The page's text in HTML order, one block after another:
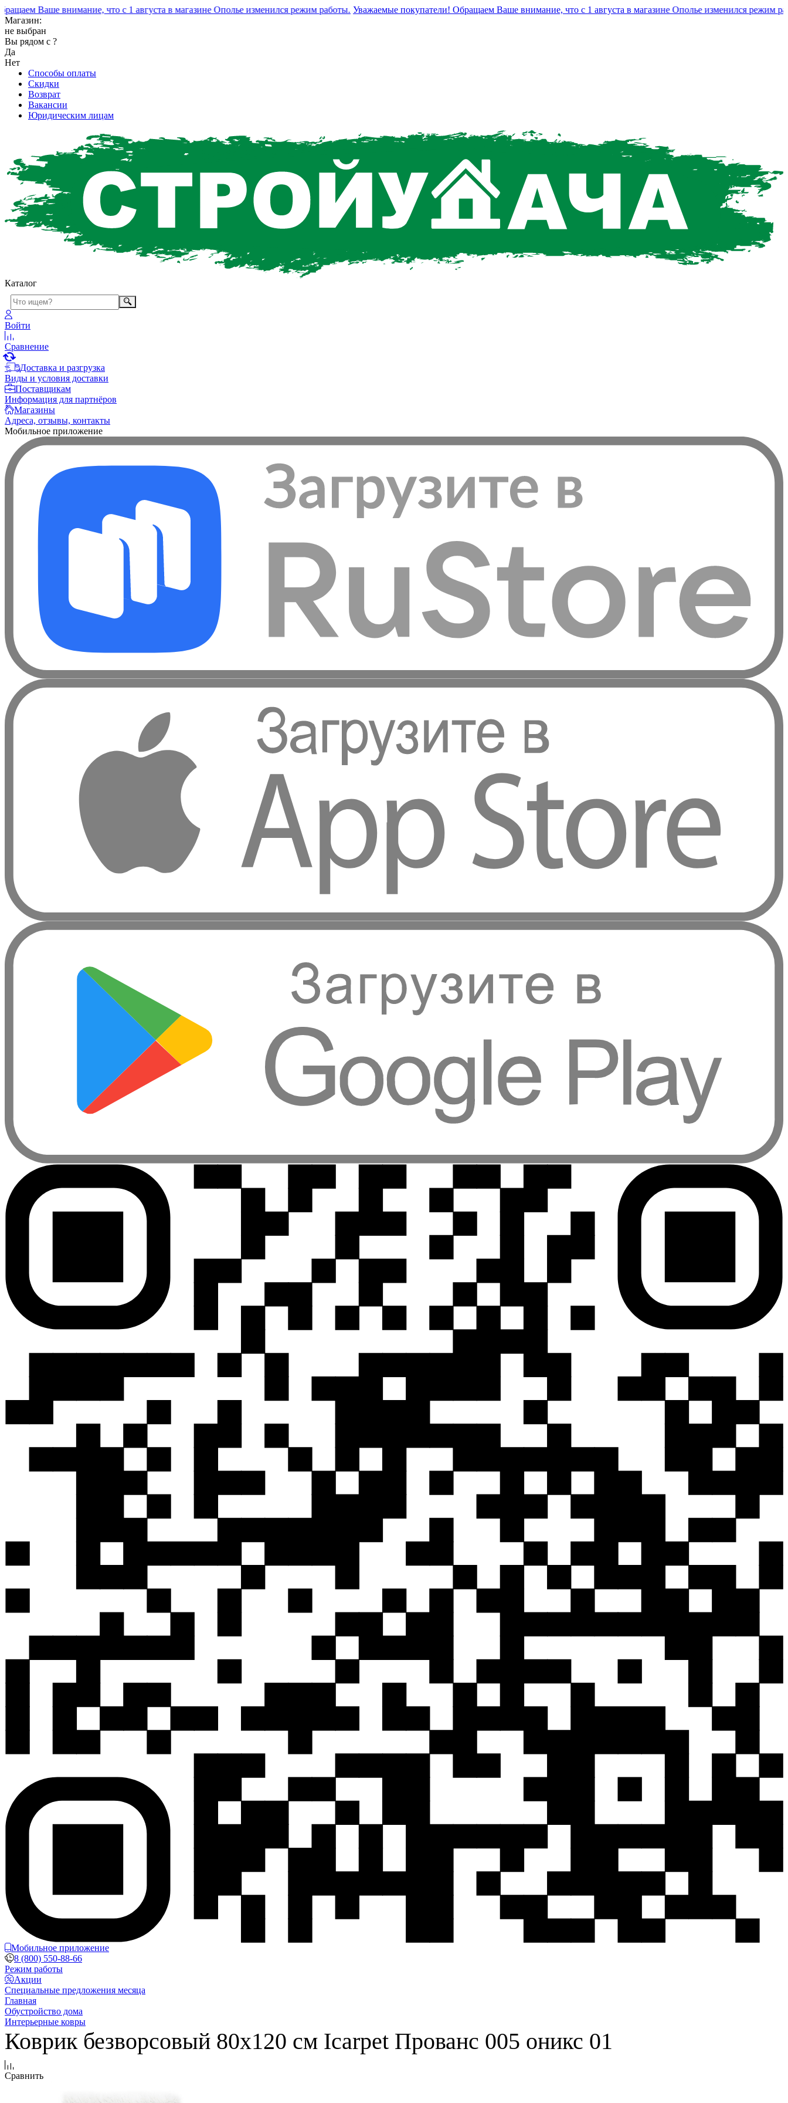
Ваше внимание, что с 1 августа в магазине Ополье изменился режим работы. Уважаемые покупатели! Обращаем Ваше внимание, что с 1 августа в магазине Ополье изменился режим
Магазин:
не выбран
Вы рядом с ?
Да
Нет
Способы оплаты
Скидки
Возврат
Вакансии
Юридическим лицам
Каталог
Войти
Сравнение
Доставка и разгрузка
Виды и условия доставки
Поставщикам
Информация для партнёров
Магазины
Адреса, отзывы, контакты
Мобильное приложение
Мобильное приложение
8 (800) 550-88-66
Режим работы
Акции
Специальные предложения месяца
Главная
Обустройство дома
Интерьерные ковры
Коврик безворсовый 80х120 см Icarpet Прованс 005 оникс 01
Сравнить